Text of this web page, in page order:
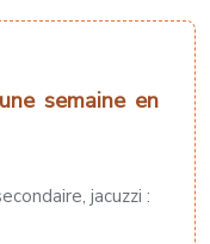
semaine en
jacuzzi :